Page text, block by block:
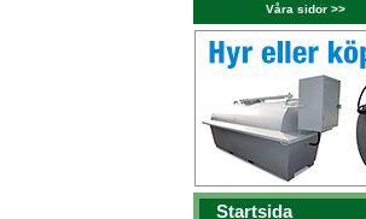
Våra sidor >>
Startsida